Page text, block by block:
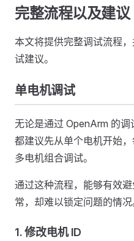
完整流程以及建议
本文将提供完整调试流程
试建议。
单电机调试
无论是通过 OpenArm 的调
都建议先从单个电机开始
多电机组合调试。
通过这种流程，能够有效
常，却难以锁定问题的情况
1. 修改电机 ID